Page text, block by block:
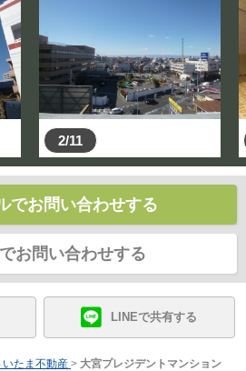
2/11
でお問い合わせする
お問い合わせする
LINEで共有する
たま不動産 > 大宮プレジデントマンション